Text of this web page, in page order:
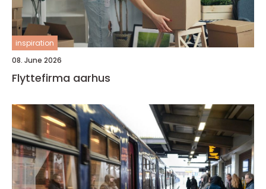
inspiration
08. June 2026
Flyttefirma aarhus